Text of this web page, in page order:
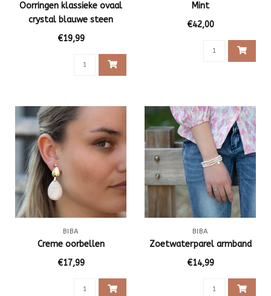
Oorringen klassieke ovaal
crystal blauwe steen
€19,99
Mint
€42,00
BIBA
Creme oorbellen
€17,99
BIBA
Zoetwaterparel armband
€14,99